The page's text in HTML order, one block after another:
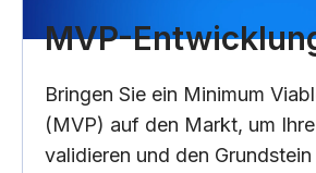
MVP-
Bringen Sie ein Minimum
(MVP) auf den Markt, um
validieren und den